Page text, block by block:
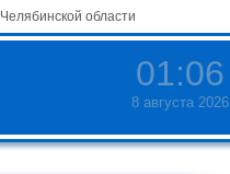
области
01:06
8 августа 2026